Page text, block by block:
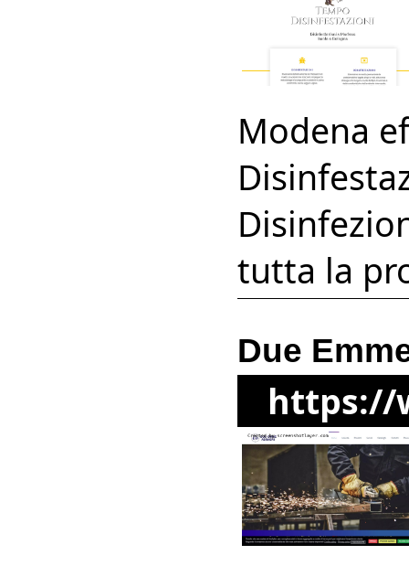
Modena
tutta la
Due
https://